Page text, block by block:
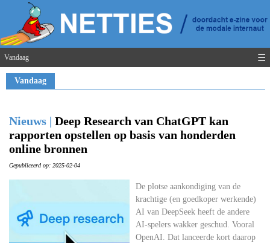
Vandaag ☰
Vandaag
Nieuws | Deep Research van ChatGPT kan
rapporten opstellen op basis van honderden
online bronnen
Gepubliceerd op: 2025-02-04
De plotse aankondiging van de
krachtige (en goedkoper werkende)
AI van DeepSeek heeft de andere
AI-spelers wakker geschud. Vooral
OpenAI. Dat lanceerde kort daarop